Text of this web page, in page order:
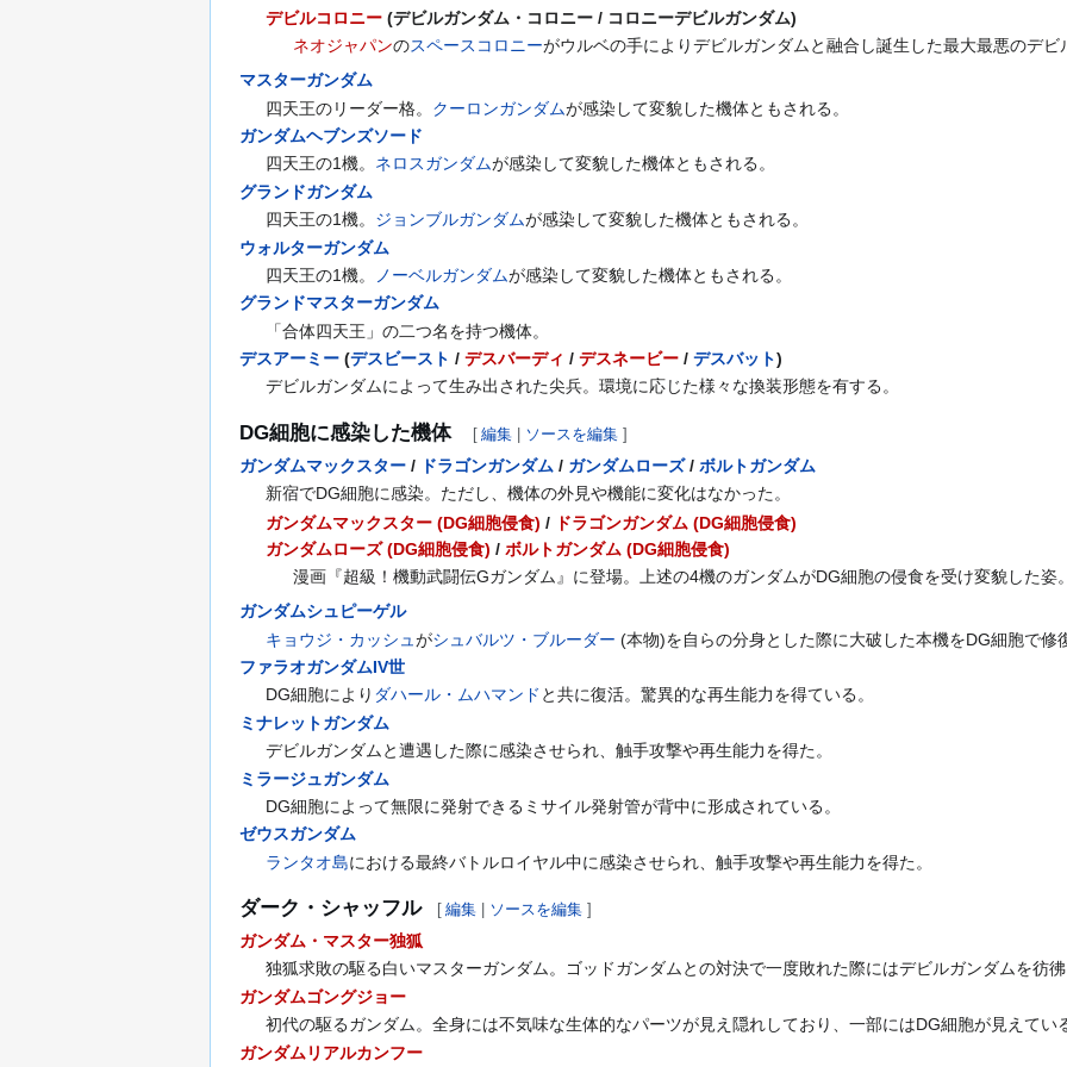
デビルコロニー (デビルガンダム・コロニー / コロニーデビルガンダム)
ネオジャパンのスペースコロニーがウルベの手によりデビルガンダムと融合し誕生した最大最悪のデビ
マスターガンダム
四天王のリーダー格。 クーロンガンダムが感染して変貌した機体ともされる。
ガンダムヘブンズソード
四天王の1機。 ネロスガンダムが感染して変貌した機体ともされる。
グランドガンダム
四天王の1機。 ジョンブルガンダムが感染して変貌した機体ともされる。
ウォルターガンダム
四天王の1機。
ノーベルガンダムが感染して変貌した機体ともされる。
グランドマスターガンダム
「合体四天王」の二つ名を持つ機体。
デスアーミー (デスビースト / デスバーディ / デスネービー / デスバット)
デビルガンダムによって生み出された尖兵。環境に応じた様々な換装形態を有する。
DG細胞に感染した機体 [ 編集 ソースを編集 ]
ガンダムマックスター / ドラゴンガンダム / ガンダムローズ/ ボルトガンダム
新宿でDG細胞に感染。ただし、機体の外見や機能に変化はなかった。
ガンダムマックスター (DG細胞侵食) / ドラゴンガンダム (DG細胞侵食)
ガンダムローズ (DG細胞侵食) /ボルトガンダム (DG細胞侵食)
漫画『超級！機動武闘伝Gガンダム』に登場。上述の4機のガンダムがDG細胞の侵食を受け変貌した姿。
ガンダムシュピーゲル
キョウジ・カッシュがシュバルツ・ブルーダー (本物)を自らの分身とした際に大破した本機をDG細胞で修
ファラオガンダムIV世
DG細胞により ダハール・ムハマンド と共に復活。驚異的な再生能力を得ている。
ミナレットガンダム
デビルガンダムと遭遇した際に感染させられ、触手攻撃や再生能力を得た。
ミラージュガンダム
DG細胞によって無限に発射できるミサイル発射管が背中に形成されている。
ゼウスガンダム
ランタオ島における最終バトルロイヤル中に感染させられ、触手攻撃や再生能力を得た。
ダーク・シャッフル [ 編集 ソースを編集 ]
ガンダム・マスター独狐
独狐求敗の駆る白いマスターガンダム。ゴッドガンダムとの対決で一度敗れた際にはデビルガンダムを彷
ガンダムゴングジョー
初代の駆るガンダム。全身には不気味な生体的なパーツが見え隠れしており、一部にはDG細胞が見えてい
ガンダムリアルカンフー